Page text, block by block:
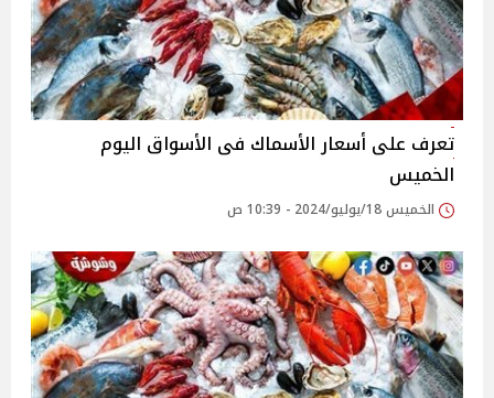
تعرف على أسعار الأسماك فى الأسواق اليوم
الخميس
الخميس 18/يوليو/2024 - 10:39 ص